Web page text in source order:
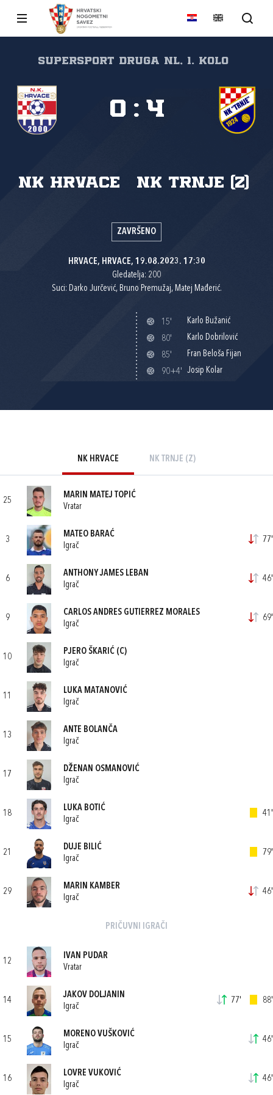
SuperSport Druga NL, 1. kolo
NK Hrvace NK Trnje (Z)
0 : 4
ZAVRŠENO
HRVACE, HRVACE, 19.08.2023. 17:30
Gledatelja: 200
Suci: Darko Jurčević, Bruno Premužaj, Matej Mađerić.
15'
Karlo Bužanić
80'
Karlo Dobrilović
85'
Fran Beloša Fijan
90+4'
Josip Kolar
NK HRVACE NK TRNJE (Z)
25
MARIN MATEJ TOPIĆ
Vratar
3
MATEO BARAĆ
Igrač
77'
6
ANTHONY JAMES LEBAN
Igrač
46'
9
CARLOS ANDRES GUTIERREZ MORALES
Igrač
69'
10
PJERO ŠKARIĆ (C)
Igrač
11
LUKA MATANOVIĆ
Igrač
13
ANTE BOLANČA
Igrač
17
DŽENAN OSMANOVIĆ
Igrač
18
LUKA BOTIĆ
Igrač
41'
21
DUJE BILIĆ
Igrač
79'
29
MARIN KAMBER
Igrač
46'
PRIČUVNI IGRAČI
12
IVAN PUDAR
Vratar
14
JAKOV DOLJANIN
Igrač
77' 88'
15
MORENO VUŠKOVIĆ
Igrač
46'
16
LOVRE VUKOVIĆ
Igrač
46'